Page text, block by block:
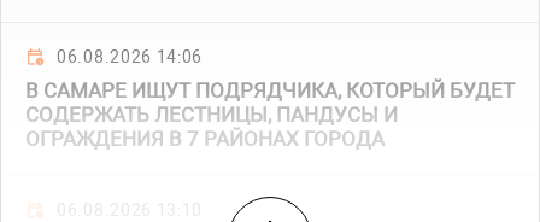
06.08.2026 14:06
В САМАРЕ ИЩУТ ПОДРЯДЧИКА, КОТОРЫЙ БУДЕТ
СОДЕРЖАТЬ ЛЕСТНИЦЫ, ПАНДУСЫ И
ОГРАЖДЕНИЯ В 7 РАЙОНАХ ГОРОДА
06.08.2026 13:10